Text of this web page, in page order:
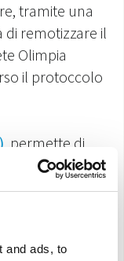
and ads, to
tramite una
di remotizzare il
Olimpia
il protoccolo
, permette di
per tutti i